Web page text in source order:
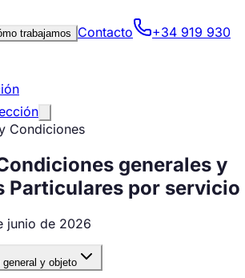
trabajamos Contacto
+34 919 930
Condiciones
generales y
Particulares por servicio
junio de 2026
general y objeto